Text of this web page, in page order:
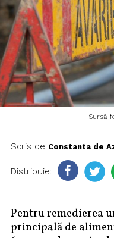
Sursă
Scris de Constanta de
Distribuie:
Pentru remedierea
principală de